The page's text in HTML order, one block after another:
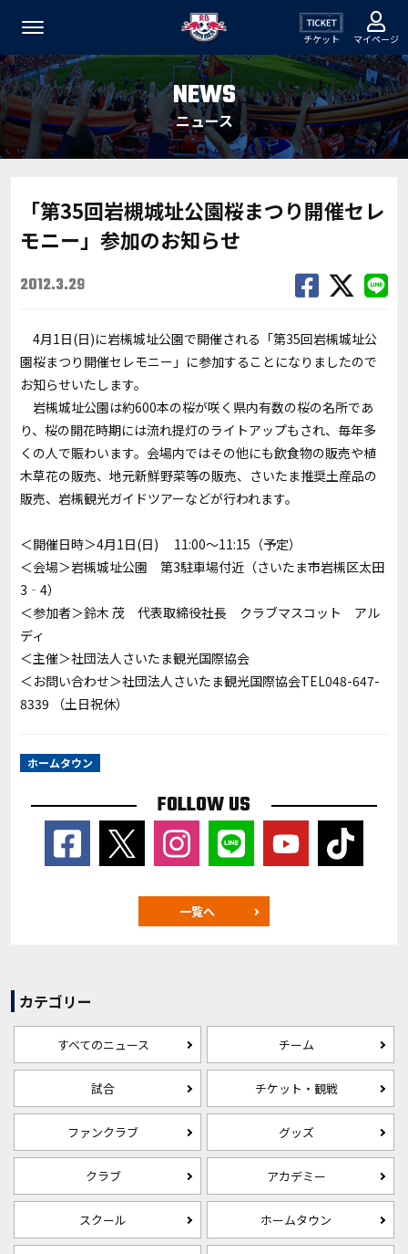
チケット マイページ
NEWS
ニュース
「第35回岩槻城址公園桜まつり開催セレ
モニー」参加のお知らせ
2012.3.29
4月1日(日)に岩槻城址公園で開催される「第35回岩槻城址公
園桜まつり開催セレモニー」に参加することになりましたので
お知らせいたします。
岩槻城址公園は約600本の桜が咲く県内有数の桜の名所であ
り、桜の開花時期には流れ提灯のライトアップもされ、毎年多
くの人で賑わいます。会場内ではその他にも飲食物の販売や植
木草花の販売、地元新鮮野菜等の販売、さいたま推奨土産品の
販売、岩槻観光ガイドツアーなどが行われます。
＜開催日時＞4月1日(日) 11:00～11:15（予定）
＜会場＞岩槻城址公園 第3駐車場付近（さいたま市岩槻区太田
3‐4）
＜参加者＞鈴木 茂 代表取締役社長 クラブマスコット アル
ディ
＜主催＞社団法人さいたま観光国際協会
＜お問い合わせ＞社団法人さいたま観光国際協会TEL048-647-
8339 （土日祝休）
ホームタウン
FOLLOW US
一覧へ
カテゴリー
すべてのニュース チーム
試合 チケット・観戦
ファンクラブ グッズ
クラブ アカデミー
スクール ホームタウン